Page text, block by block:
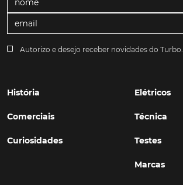
Autorizo e desejo receber novidades do Turbo.
História
Comerciais
Curiosidades
Elétricos
Técnica
Testes
Marcas